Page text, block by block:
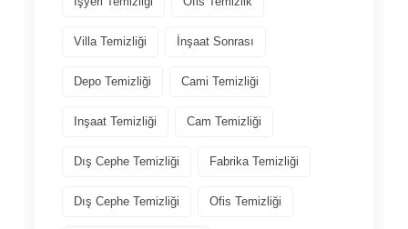
Villa Temizliği İnşaat Sonrası
Depo Temizliği Cami Temizliği
Inşaat Temizliği Cam Temizliği
Dış Cephe Temizliği Fabrika Temizliği
Dış Cephe Temizliği Ofis Temizliği